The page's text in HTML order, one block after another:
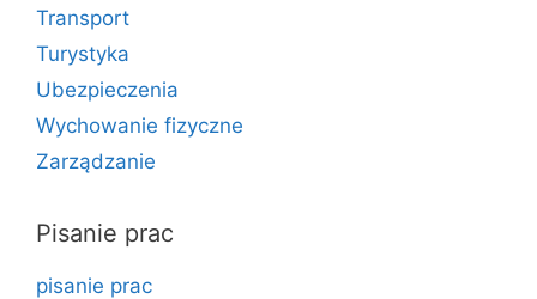
Transport
Turystyka
Ubezpieczenia
Wychowanie fizyczne
Zarządzanie
Pisanie prac
pisanie prac